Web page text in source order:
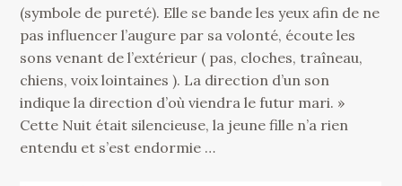
(symbole de pureté). Elle se bande les yeux afin de ne
pas influencer l’augure par sa volonté, écoute les
sons venant de l’extérieur ( pas, cloches, traîneau,
chiens, voix lointaines ). La direction d’un son
indique la direction d’où viendra le futur mari. »
Cette Nuit était silencieuse, la jeune fille n’a rien
entendu et s’est endormie …